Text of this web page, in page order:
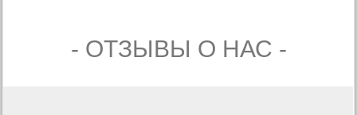
- ОТЗЫВЫ О НАС -